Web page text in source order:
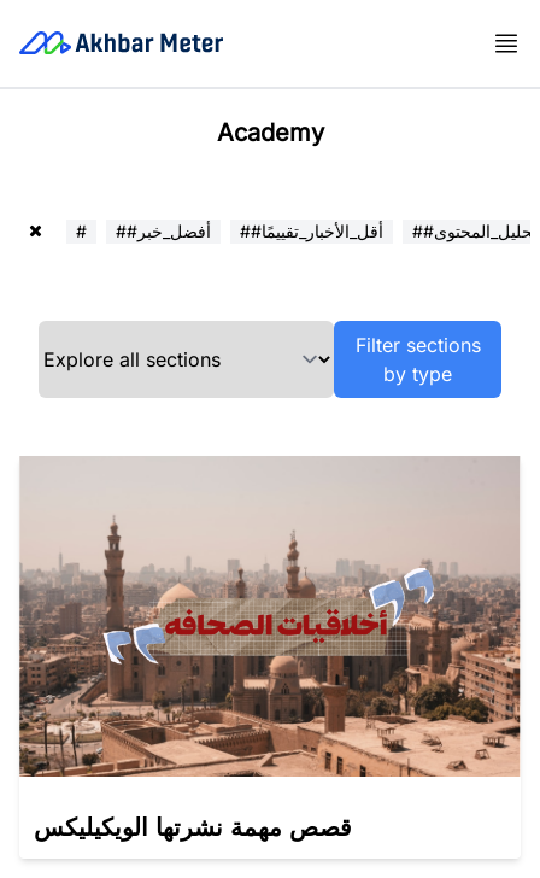
Academy
# ##أفضل_خبر ##أقل_الأخبار_تقييمًا ##تحليل_المحتوى
Filter sections
by type
قصص مهمة نشرتها الويكيليكس